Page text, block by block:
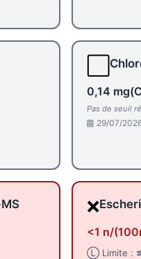
0,14
Pas de seuil
29/07/
❌
<1 n/
Ⓛ Limite :